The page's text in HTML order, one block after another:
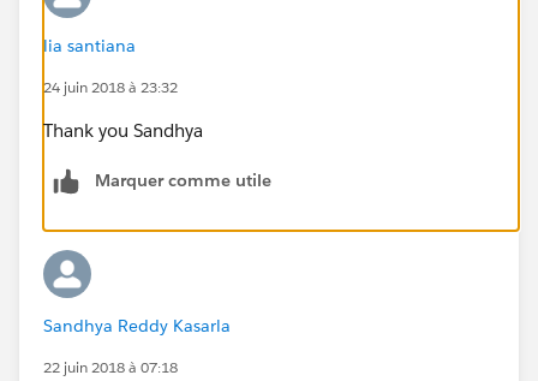
lia santiana
24 juin 2018 à 23:32
Thank you Sandhya
Marquer comme utile
Sandhya Reddy Kasarla
22 juin 2018 à 07:18